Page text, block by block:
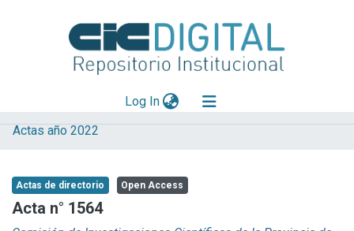
Log In(current)
Explorar
Aportar material
Statistics
Actas año 2022
Actas de directorio Open Access
Acta n° 1564